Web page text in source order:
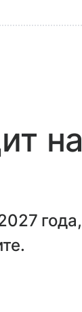
на
года,